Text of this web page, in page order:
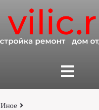
Иное